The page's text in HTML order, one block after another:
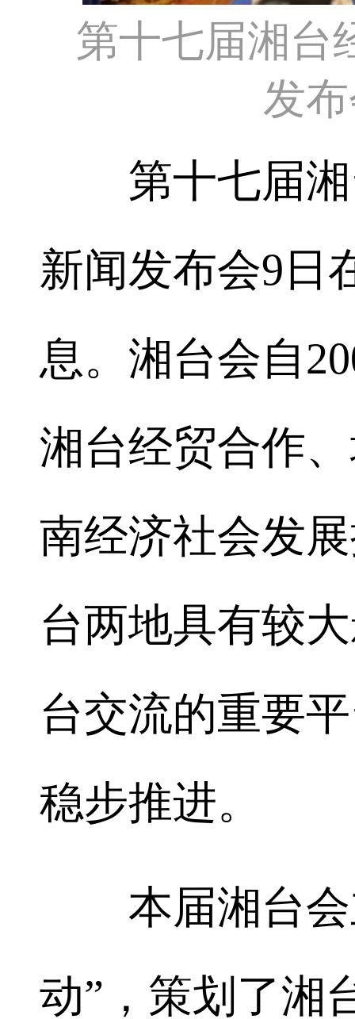
第十七届湘台
发
第十七届湘
新闻发布会9日
息。湘台会自
湘台经贸合作
南经济社会发
台两地具有较
台交流的重要
稳步推进。
本届湘台会
动”，策划了湘